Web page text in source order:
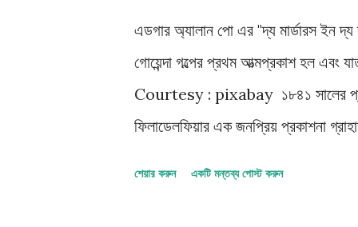
এডগার অ্যালান পো এর "দ্য মার্ডারস
গোয়েন্দা গল্পের প্রথম আত্মপ্রকাশ হল এবং
Courtesy : pixabay ১৮৪১ সালের
ফিলাডেলফিয়ার এক জনপ্রিয় প্রকাশনা
শেয়ার করুন একটি মন্তব্য পোস্ট করুন